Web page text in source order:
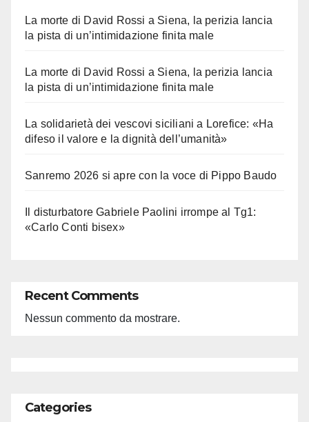
La morte di David Rossi a Siena, la perizia lancia
la pista di un’intimidazione finita male
La morte di David Rossi a Siena, la perizia lancia
la pista di un’intimidazione finita male
La solidarietà dei vescovi siciliani a Lorefice: «Ha
difeso il valore e la dignità dell’umanità»
Sanremo 2026 si apre con la voce di Pippo Baudo
Il disturbatore Gabriele Paolini irrompe al Tg1:
«Carlo Conti bisex»
Recent Comments
Nessun commento da mostrare.
Categories